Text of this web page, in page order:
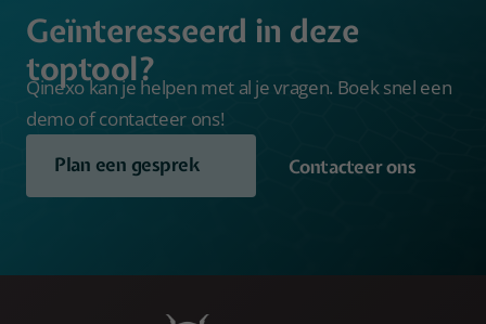
Geïnteresseerd in deze
toptool?
Qinexo kan je helpen met al je vragen. Boek snel een
demo of contacteer ons!
Plan een gesprek
Contacteer ons